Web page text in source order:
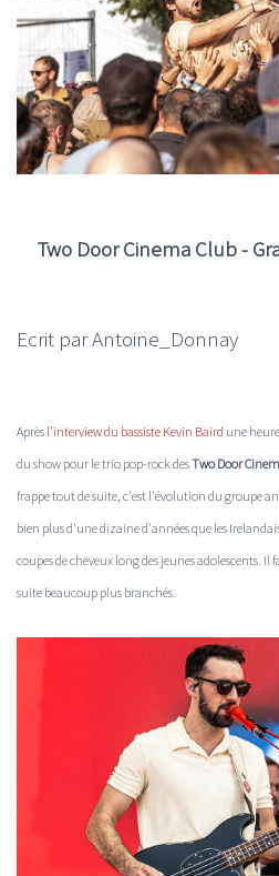
Two Door Cinema Club -
Ecrit par Antoine_Donnay
Après l'interview du bassiste Kevin Baird une
du show pour le trio pop-rock desTwo Door
frappe tout de suite, c'est l'évolution du groupe
bien plus d'une dizaine d'années que les
coupes de cheveux long des jeunes adolescents. Il
suite beaucoup plus branchés.